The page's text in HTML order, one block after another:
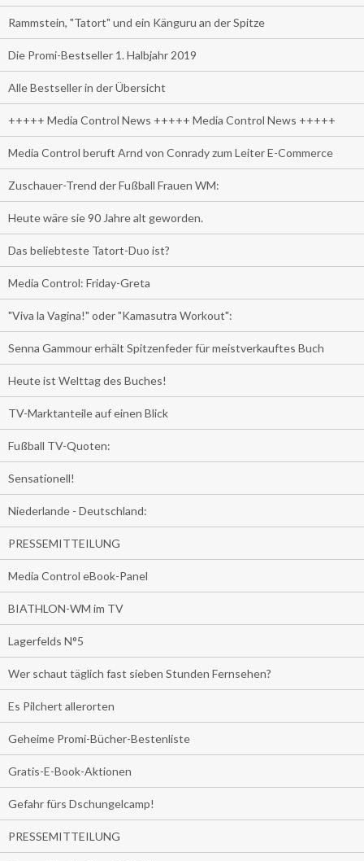
Rammstein, "Tatort" und ein Känguru an der Spitze
Die Promi-Bestseller 1. Halbjahr 2019
Alle Bestseller in der Übersicht
+++++ Media Control News +++++ Media Control News +++++
Media Control beruft Arnd von Conrady zum Leiter E-Commerce
Zuschauer-Trend der Fußball Frauen WM:
Heute wäre sie 90 Jahre alt geworden.
Das beliebteste Tatort-Duo ist?
Media Control: Friday-Greta
"Viva la Vagina!" oder "Kamasutra Workout":
Senna Gammour erhält Spitzenfeder für meistverkauftes Buch
Heute ist Welttag des Buches!
TV-Marktanteile auf einen Blick
Fußball TV-Quoten:
Sensationell!
Niederlande - Deutschland:
PRESSEMITTEILUNG
Media Control eBook-Panel
BIATHLON-WM im TV
Lagerfelds N°5
Wer schaut täglich fast sieben Stunden Fernsehen?
Es Pilchert allerorten
Geheime Promi-Bücher-Bestenliste
Gratis-E-Book-Aktionen
Gefahr fürs Dschungelcamp!
PRESSEMITTEILUNG